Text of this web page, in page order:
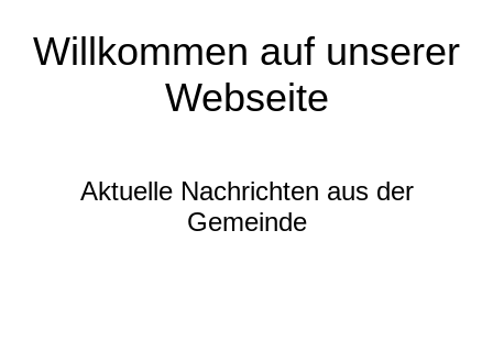
Willkommen auf unserer
Webseite
Aktuelle Nachrichten aus der
Gemeinde